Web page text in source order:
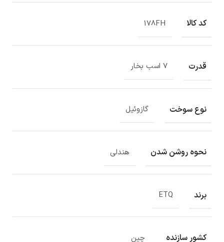
کد کالا 178FH
قدرت 7 اسب بخار
نوع سوخت گازوئیل
نحوه روشن شدن هندلی
برند ETQ
کشور سازنده چین